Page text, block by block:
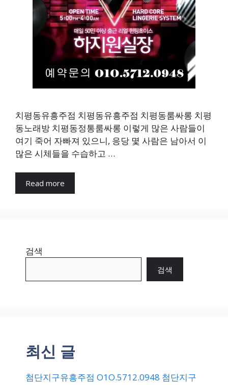
치평동유흥주점 치평동유흥주점 치평동룸싸롱 치평
동노래방 치평동정통룸싸롱 이렇게 많은 사람들이
여기 죽어 자빠져 있으니, 응당 몇 사람은 남아서 이
많은 시체들을 수습하고 …
Read more
검색
검색
최신 글
첨단지구유흥주점 O1O.5712.0948 첨단지구